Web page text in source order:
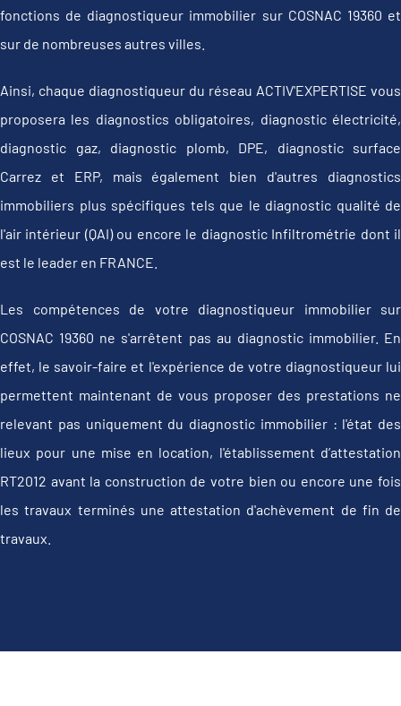
fonctions de diagnostiqueur immobilier sur COSNAC 19360 et
sur de nombreuses autres villes.
Ainsi, chaque diagnostiqueur du réseau ACTIV'EXPERTISE vous
proposera les diagnostics obligatoires, diagnostic électricité,
diagnostic gaz, diagnostic plomb, DPE, diagnostic surface
Carrez et ERP, mais également bien d'autres diagnostics
immobiliers plus spécifiques tels que le diagnostic qualité de
l'air intérieur (QAI) ou encore le diagnostic Infiltrométrie dont il
est le leader en FRANCE.
Les compétences de votre diagnostiqueur immobilier sur
COSNAC 19360 ne s'arrêtent pas au diagnostic immobilier. En
effet, le savoir-faire et l'expérience de votre diagnostiqueur lui
permettent maintenant de vous proposer des prestations ne
relevant pas uniquement du diagnostic immobilier : l'état des
lieux pour une mise en location, l'établissement d’attestation
RT2012 avant la construction de votre bien ou encore une fois
les travaux terminés une attestation d'achèvement de fin de
travaux.